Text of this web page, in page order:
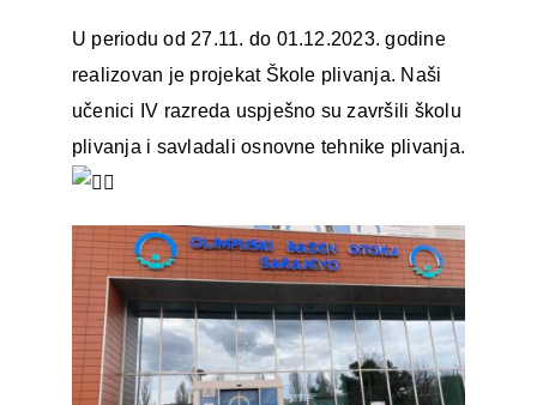
U periodu od 27.11. do 01.12.2023. godine
realizovan je projekat Škole plivanja. Naši
učenici IV razreda uspješno su završili školu
plivanja i savladali osnovne tehnike plivanja.